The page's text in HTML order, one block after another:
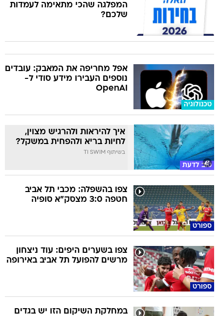
המפלגה שהכי מתאימה לעמדות
שלכם?
טכנולוגיה
אפל מחריפה את המאבק: עובדים
נוספים העבירו מידע סודי ל-
OpenAI
טוב לדעת
איך להיראות ולהרגיש מצוין,
לחיות בריא ולהפחית במשקל?
בשיתוף TI SWIM
ספורט
צפו בהשפלה: מכבי תל אביב
חטפה 3:0 מצסק"א סופיה
ספורט
צפו בשערים היפים: עוד ניצחון
מרשים להפועל תל אביב באירופה
במחלקת השיקום הזו יש בגדים